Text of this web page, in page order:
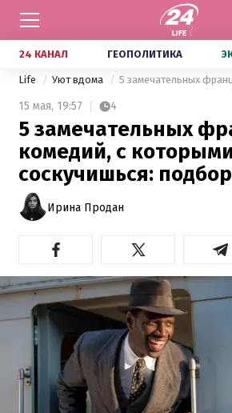
24 КАНАЛ ГЕОПОЛИТИКА
Life Уют вдома
15 мая, 19:57 4
5 замечательных
комедий, с
соскучишься:
Ирина Продан